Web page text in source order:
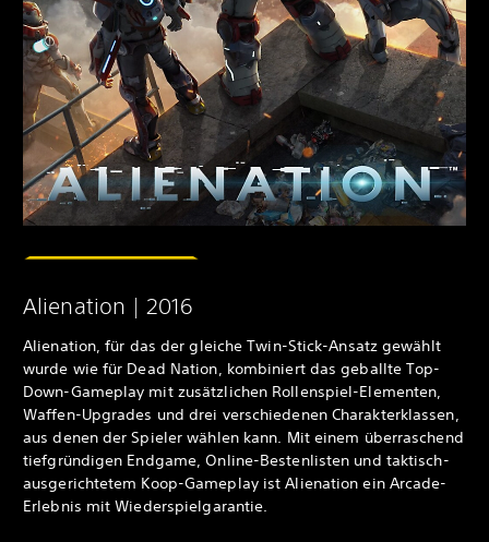
Alienation | 2016
Alienation, für das der gleiche Twin-Stick-Ansatz gewählt
wurde wie für Dead Nation, kombiniert das geballte Top-
Down-Gameplay mit zusätzlichen Rollenspiel-Elementen,
Waffen-Upgrades und drei verschiedenen Charakterklassen,
aus denen der Spieler wählen kann. Mit einem überraschend
tiefgründigen Endgame, Online-Bestenlisten und taktisch-
ausgerichtetem Koop-Gameplay ist Alienation ein Arcade-
Erlebnis mit Wiederspielgarantie.